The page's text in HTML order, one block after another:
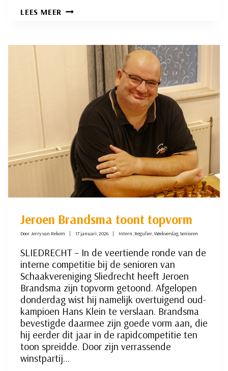
LEES MEER KLAUS
STIP
Jeroen Brandsma toont topvorm
Door Jerry van Rekom 17 januari, 2026 Intern, Regulier,Weekverslag Senioren
SLIEDRECHT – In de veertiende ronde van de
interne competitie bij de senioren van
Schaakvereniging Sliedrecht heeft Jeroen
Brandsma zijn topvorm getoond. Afgelopen
donderdag wist hij namelijk overtuigend oud-
kampioen Hans Klein te verslaan. Brandsma
bevestigde daarmee zijn goede vorm aan, die
hij eerder dit jaar in de rapidcompetitie ten
toon spreidde. Door zijn verrassende
winstpartij…